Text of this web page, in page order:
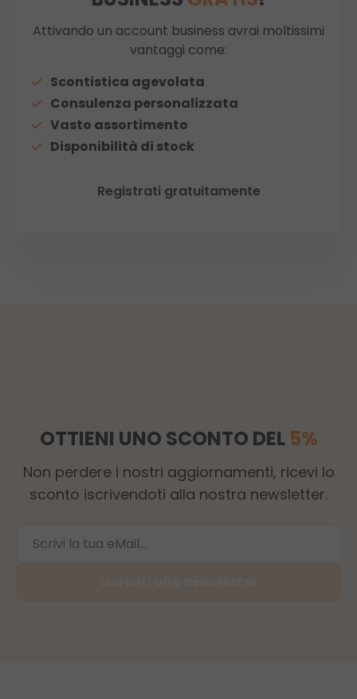
Attivando un account business avrai moltissimi
vantaggi come:
Scontistica agevolata
Consulenza personalizzata
Vasto assortimento
Disponibilità di stock
Registrati gratuitamente
OTTIENI UNO SCONTO DEL 5%
Non perdere i nostri aggiornamenti, ricevi lo
sconto iscrivendoti alla nostra newsletter.